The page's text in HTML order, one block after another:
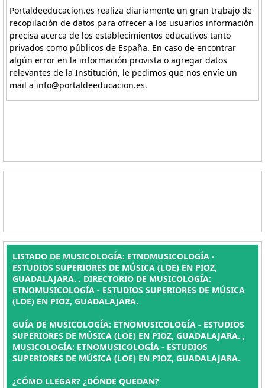
Portaldeeducacion.es realiza diariamente un gran trabajo de
recopilación de datos para ofrecer a los usuarios información
precisa acerca de los establecimientos educativos tanto
privados como públicos de España. En caso de encontrar
algún error en la información provista o agregar datos
relevantes de la Institución, le pedimos que nos envíe un
mail a info@portaldeeducacion.es.
LISTADO DE MUSICOLOGÍA: ETNOMUSICOLOGÍA -
ESTUDIOS SUPERIORES DE MÚSICA (LOE) EN PIOZ,
GUADALAJARA. . DIRECTORIO DE MUSICOLOGÍA:
ETNOMUSICOLOGÍA - ESTUDIOS SUPERIORES DE MÚSICA
(LOE) EN PIOZ, GUADALAJARA.
GUÍA DE MUSICOLOGÍA: ETNOMUSICOLOGÍA - ESTUDIOS
SUPERIORES DE MÚSICA (LOE) EN PIOZ, GUADALAJARA. ,
MUSICOLOGÍA: ETNOMUSICOLOGÍA - ESTUDIOS
SUPERIORES DE MÚSICA (LOE) EN PIOZ, GUADALAJARA.
¿CÓMO LLEGAR? ¿DÓNDE QUEDAN?